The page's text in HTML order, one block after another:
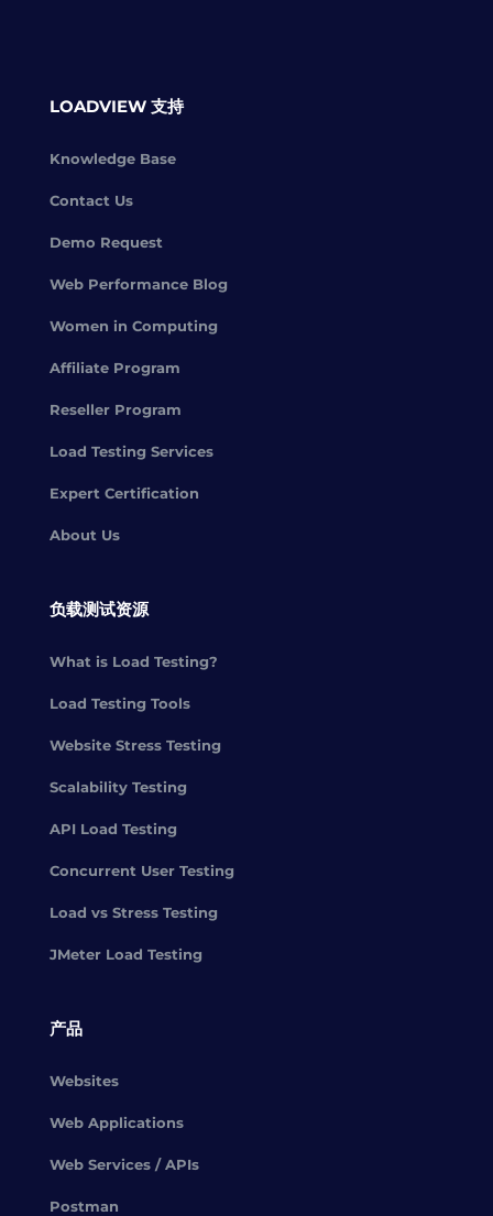
LOADVIEW 支持
Knowledge Base
Contact Us
Demo Request
Web Performance Blog
Women in Computing
Affiliate Program
Reseller Program
Load Testing Services
Expert Certification
About Us
负载测试资源
What is Load Testing?
Load Testing Tools
Website Stress Testing
Scalability Testing
API Load Testing
Concurrent User Testing
Load vs Stress Testing
JMeter Load Testing
产品
Websites
Web Applications
Web Services / APIs
Postman